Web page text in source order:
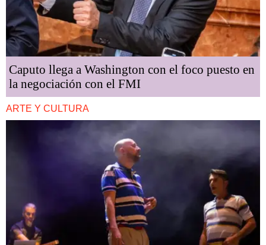
Caputo llega a Washington con el foco puesto en
la negociación con el FMI
ARTE Y CULTURA